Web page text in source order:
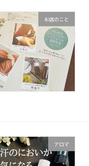
お店のこと
アロマ